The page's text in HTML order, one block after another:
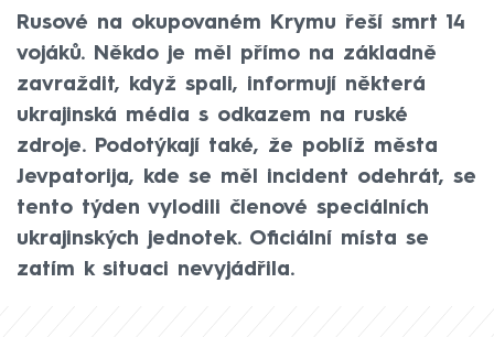
Rusové na okupovaném Krymu řeší smrt 14
vojáků. Někdo je měl přímo na základně
zavraždit, když spali, informují některá
ukrajinská média s odkazem na ruské
zdroje. Podotýkají také, že poblíž města
Jevpatorija, kde se měl incident odehrát, se
tento týden vylodili členové speciálních
ukrajinských jednotek. Oficiální místa se
zatím k situaci nevyjádřila.